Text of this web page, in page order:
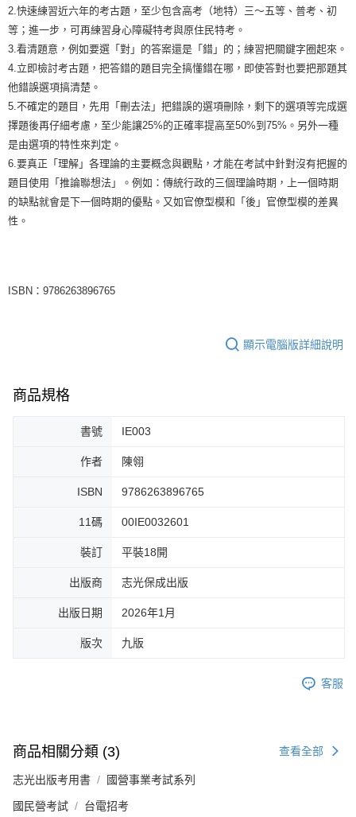
2.快速練習近六年的考古題，至少包含高考（地特）三～五等、普考、初
等；進一步，可再練習身心障礙特考與原住民特考。
3.看清題意，例如要選「對」的答案還是「錯」的；練習把關鍵字圈起來。
4.立即檢討考古題，把答錯的題目完全搞懂錯在哪，即使答對也要把那題其
他錯誤選項搞清楚。
5.不確定的題目，先用「刪去法」把錯誤的選項刪除，剩下的選項等完成選
擇題後再仔細考慮，至少能讓25%的正確率提高至50%到75%。另外一種
是由選項的特性來判定。
6.要真正「理解」各理論的主要概念與觀點，才能在考試中針對沒有把握的
題目使用「推論聯想法」。例如：傳統行政的三個理論時期，上一個時期
的缺點就會是下一個時期的優點。又如官僚型模和「後」官僚型模的差異
性。
ISBN：9786263896765
顯示電腦版詳細說明
商品規格
書號 IE003
作者 陳翎
ISBN 9786263896765
11碼 00IE0032601
裝訂 平裝18開
出版商 志光保成出版
出版日期 2026年1月
版次 九版
客服
商品相關分類 (3) 查看全部
志光出版考用書 國營事業考試系列
國民營考試 台電招考